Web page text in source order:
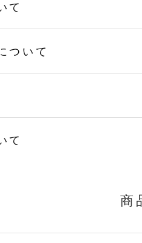
て
ついて
て
商